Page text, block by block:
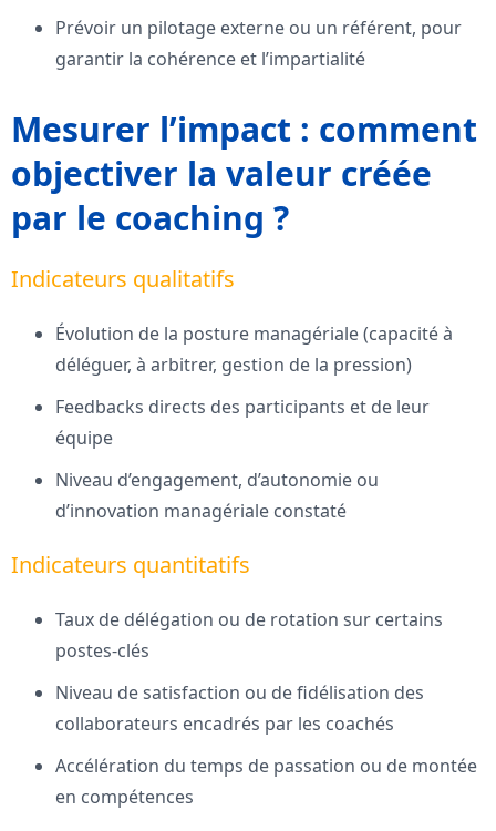
Prévoir un pilotage externe ou un référent, pour
garantir la cohérence et l’impartialité
Mesurer l’impact : comment
objectiver la valeur créée
par le coaching ?
Indicateurs qualitatifs
Évolution de la posture managériale (capacité à
déléguer, à arbitrer, gestion de la pression)
Feedbacks directs des participants et de leur
équipe
Niveau d’engagement, d’autonomie ou
d’innovation managériale constaté
Indicateurs quantitatifs
Taux de délégation ou de rotation sur certains
postes-clés
Niveau de satisfaction ou de fidélisation des
collaborateurs encadrés par les coachés
Accélération du temps de passation ou de montée
en compétences